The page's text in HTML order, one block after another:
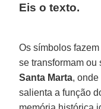
Eis o texto.
Os símbolos
se transformam ou
Santa Marta, onde
salienta a função